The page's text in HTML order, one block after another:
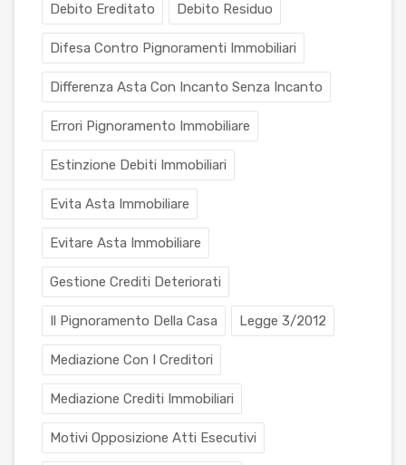
Debito Ereditato Debito Residuo
Difesa Contro Pignoramenti Immobiliari
Differenza Asta Con Incanto Senza Incanto
Errori Pignoramento Immobiliare
Estinzione Debiti Immobiliari
Evita Asta Immobiliare
Evitare Asta Immobiliare
Gestione Crediti Deteriorati
Il Pignoramento Della Casa Legge 3/2012
Mediazione Con I Creditori
Mediazione Crediti Immobiliari
Motivi Opposizione Atti Esecutivi